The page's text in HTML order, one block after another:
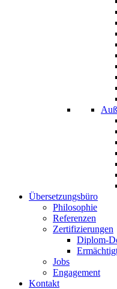
Übersetzungsbüro
Philosophie
Referenzen
Zertifizierungen
Diplom-
Jobs
Engagement
Kontakt